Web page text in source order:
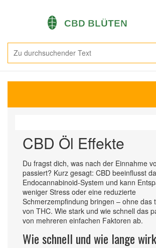
CBD Öl Effekte
Du fragst dich, was nach der Einnahme
passiert? Kurz gesagt: CBD beeinflusst
Endocannabinoid‑System und kann
weniger Stress oder eine reduzierte
Schmerzempfindung bringen – ohne das
von THC. Wie stark und wie schnell das
von mehreren einfachen Faktoren ab.
Wie schnell und wie lange